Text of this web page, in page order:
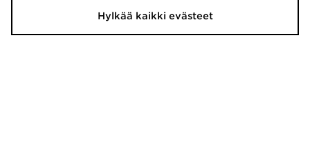
Hylkää kaikki evästeet